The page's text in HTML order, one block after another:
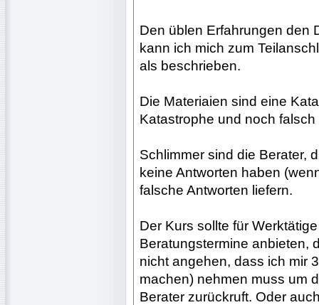
Den üblen Erfahrungen den
kann ich mich zum
als beschrieben.
Die Materiaien sind eine
Katastrophe und noch falsch
Schlimmer sind die Berater,
keine Antworten haben
falsche Antworten liefern.
Der Kurs sollte für
Beratungstermine anbieten,
nicht angehen, dass ich mir
machen) nehmen muss um
Berater zurückruft. Oder